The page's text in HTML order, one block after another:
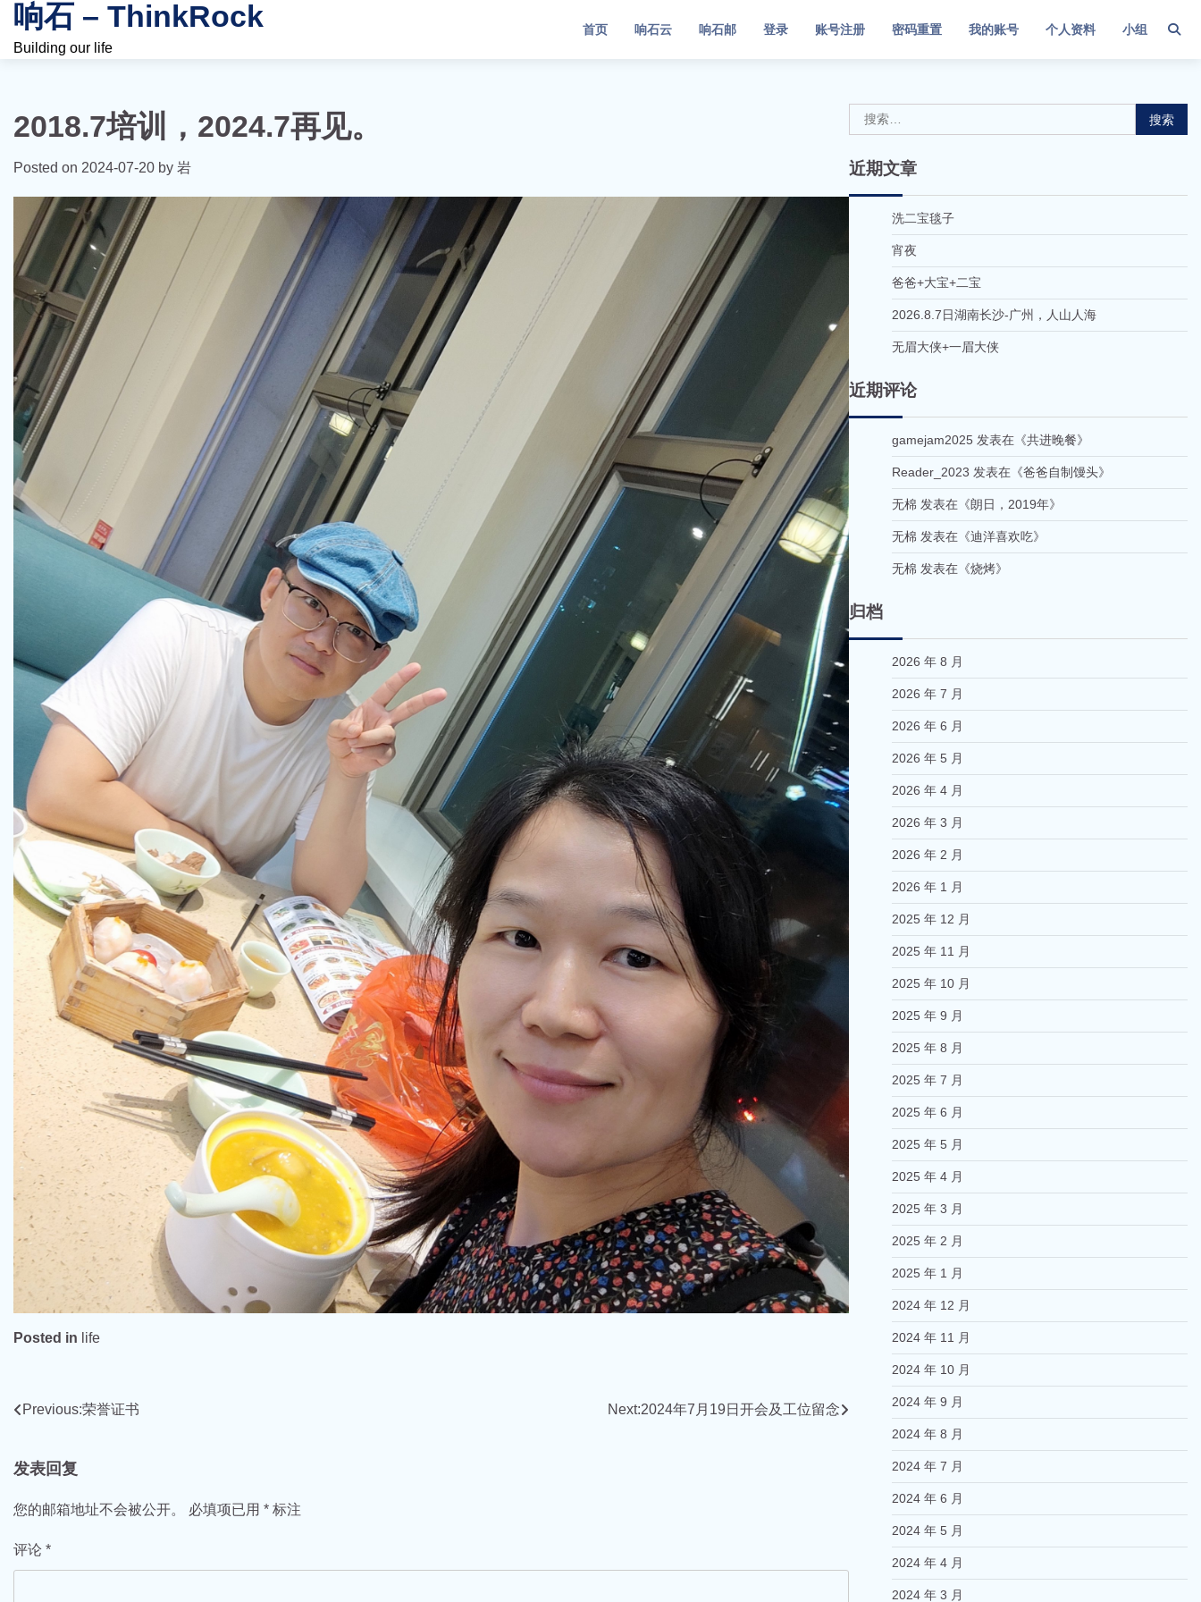
Skip
content
响石 – ThinkRock
Building our life
首页 响石云 响石邮 登录 账号注册 密码重置 我的账号 个人资料 小组
2018.7培训，2024.7再见。
Posted on 2024-07-20 by 岩
Posted in life
文
导
航
Previous:荣誉证书 Next:2024年7月19日开会及工位留念
发表回复
您的邮箱地址不会被公开。 必填项已用 * 标注
评论 *
索：
近期文章
洗二宝毯子
宵夜
爸爸+大宝+二宝
2026.8.7日湖南长沙-广州，人山人海
无眉大侠+一眉大侠
近期评论
gamejam2025发表在《共进晚餐》
Reader_2023 发表在《爸爸自制馒头》
无棉 发表在《朗日，2019年》
无棉 发表在《迪洋喜欢吃》
无棉 发表在《烧烤》
归档
2026 年 8 月
2026 年 7 月
2026 年 6 月
2026 年 5 月
2026 年 4 月
2026 年 3 月
2026 年 2 月
2026 年 1 月
2025 年 12 月
2025 年 11 月
2025 年 10 月
2025 年 9 月
2025 年 8 月
2025 年 7 月
2025 年 6 月
2025 年 5 月
2025 年 4 月
2025 年 3 月
2025 年 2 月
2025 年 1 月
2024 年 12 月
2024 年 11 月
2024 年 10 月
2024 年 9 月
2024 年 8 月
2024 年 7 月
2024 年 6 月
2024 年 5 月
2024 年 4 月
2024 年 3 月